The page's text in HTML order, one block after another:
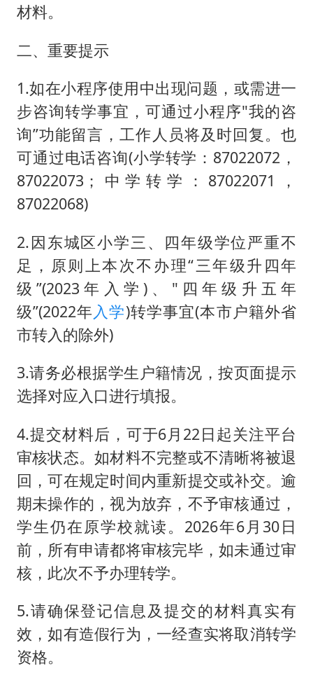
材料。
二、重要提示
1.如在小程序使用中出现问题，或需进一
步咨询转学事宜，可通过小程序"我的咨
询”功能留言，工作人员将及时回复。也
可通过电话咨询(小学转学：87022072，
87022073；中学转学：87022071，
87022068)
2.因东城区小学三、四年级学位严重不
足，原则上本次不办理“三年级升四年
级”(2023年入学)、"四年级升五年
级”(2022年 入学)转学事宜(本市户籍外省
市转入的除外)
3.请务必根据学生户籍情况，按页面提示
选择对应入口进行填报。
4.提交材料后，可于6月22日起关注平台
审核状态。如材料不完整或不清晰将被退
回，可在规定时间内重新提交或补交。逾
期未操作的，视为放弃，不予审核通过，
学生仍在原学校就读。2026年6月30日
前，所有申请都将审核完毕，如未通过审
核，此次不予办理转学。
5.请确保登记信息及提交的材料真实有
效，如有造假行为，一经查实将取消转学
资格。